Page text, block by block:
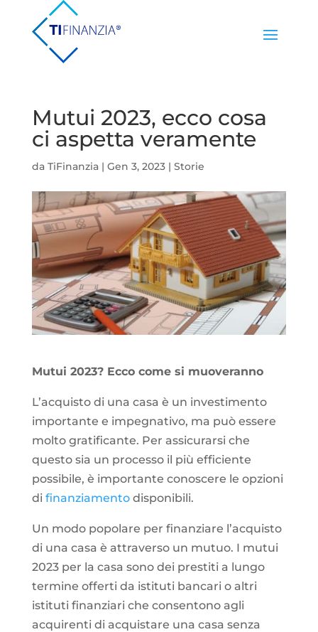
Mutui 2023, ecco cosa
ci aspetta veramente
da TiFinanzia| Gen 3, 2023| Storie
Mutui 2023? Ecco come si muoveranno
L’acquisto di una casa è un investimento
importante e impegnativo, ma può essere
molto gratificante. Per assicurarsi che
questo sia un processo il più efficiente
possibile, è importante conoscere le opzioni
di finanziamento disponibili.
Un modo popolare per finanziare l’acquisto
di una casa è attraverso un mutuo. I mutui
2023 per la casa sono dei prestiti a lungo
termine offerti da istituti bancari o altri
istituti finanziari che consentono agli
acquirenti di acquistare una casa senza